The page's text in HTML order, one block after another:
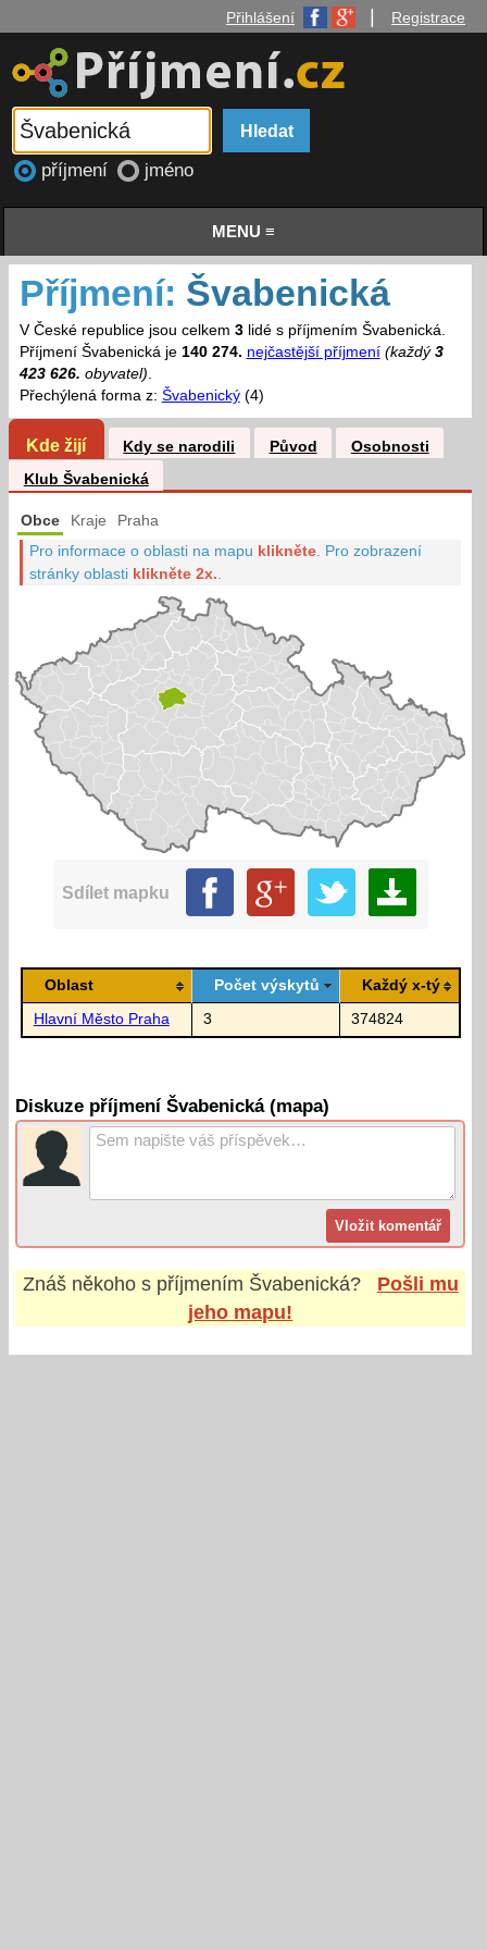
Přihlášení Registrace
příjmení jméno
MENU ≡
Příjmení: Švabenická
V České republice jsou celkem 3lidé s příjmením Švabenická.
Příjmení Švabenická je 140 274. nejčastější příjmení (každý 3
423 626. obyvatel).
Přechýlená forma z: Švabenický(4)
Kde žijí Kdy se narodili Původ
Osobnosti
Klub Švabenická
Obce Kraje Praha
Pro informace o oblasti na mapu klikněte Pro zobrazení
stránky oblasti klikněte 2x.
Sdílet mapku
Oblast Počet výskytů Každý x-tý
Hlavní Město Praha 3 374824
Diskuze příjmení Švabenická (mapa)
Znáš někoho s příjmením Švabenická?
Pošli mu
jeho mapu!